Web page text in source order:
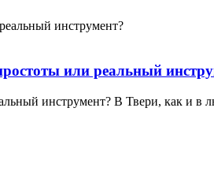
или реальный
инструмент? В Твери, как и